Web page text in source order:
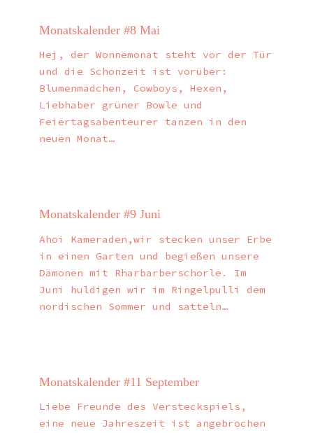
Monatskalender #8 Mai
Hej, der Wonnemonat steht vor der Tür
und die Schonzeit ist vorüber:
Blumenmädchen, Cowboys, Hexen,
Liebhaber grüner Bowle und
Feiertagsabenteurer tanzen in den
neuen Monat…
Monatskalender #9 Juni
Ahoi Kameraden,wir stecken unser Erbe
in einen Garten und begießen unsere
Dämonen mit Rharbarberschorle. Im
Juni huldigen wir im Ringelpulli dem
nordischen Sommer und satteln…
Monatskalender #11 September
Liebe Freunde des Versteckspiels,
eine neue Jahreszeit ist angebrochen